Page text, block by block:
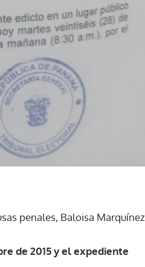
penales, Baloisa Marquínez.
de 2015 y el expediente